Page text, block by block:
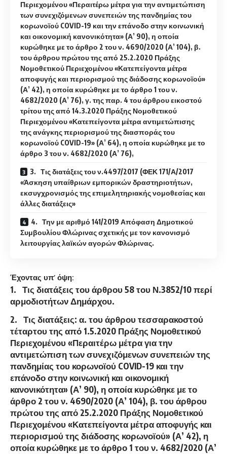
Περιεχομένου «Περαιτέρω μέτρα για την αντιμετώπιση
των συνεχιζόμενων συνεπειών της πανδημίας του
κορωνοϊού COVID-19 και την επάνοδο στην κοινωνική
και οικονομική κανονικότητα» (Α’ 90), η οποία
κυρώθηκε με το άρθρο 2 του ν. 4690/2020 (Α’ 104), β.
του άρθρου πρώτου της από 25.2.2020 Πράξης
Νομοθετικού Περιεχομένου «Κατεπείγοντα μέτρα
αποφυγής και περιορισμού της διάδοσης κορωνοϊού»
(Α’ 42), η οποία κυρώθηκε με το άρθρο 1 του ν.
4682/2020 (Α’ 76), γ. της παρ. 4 του άρθρου εικοστού
τρίτου της από 14.3.2020 Πράξης Νομοθετικού
Περιεχομένου «Κατεπείγοντα μέτρα αντιμετώπισης
της ανάγκης περιορισμού της διασποράς του
κορωνοϊού COVID-19» (Α’ 64), η οποία κυρώθηκε με το
άρθρο 3 του ν. 4682/2020 (Α’ 76),
3. Τις διατάξεις του ν.4497/2017 (ΦΕΚ 171/Α/2017
«Άσκηση υπαίθριων εμπορικών δραστηριοτήτων,
εκσυγχρονισμός της επιμελητηριακής νομοθεσίας και
άλλες διατάξεις»
4. Την με αριθμό 141/2019 Απόφαση Δημοτικού
Συμβουλίου Φλώρινας σχετικής με τον κανονισμό
λειτουργίας λαϊκών αγορών Φλώρινας.
Έχοντας υπ’ όψη:
1. Τις διατάξεις του άρθρου 58 του Ν.3852/10 περί
αρμοδιοτήτων Δημάρχου.
2. Τις διατάξεις: α. του άρθρου τεσσαρακοστού
τέταρτου της από 1.5.2020 Πράξης Νομοθετικού
Περιεχομένου «Περαιτέρω μέτρα για την
αντιμετώπιση των συνεχιζόμενων συνεπειών της
πανδημίας του κορωνοϊού COVID-19 και την
επάνοδο στην κοινωνική και οικονομική
κανονικότητα» (Α’ 90), η οποία κυρώθηκε με το
άρθρο 2 του ν. 4690/2020 (Α’ 104), β. του άρθρου
πρώτου της από 25.2.2020 Πράξης Νομοθετικού
Περιεχομένου «Κατεπείγοντα μέτρα αποφυγής και
περιορισμού της διάδοσης κορωνοϊού» (Α’ 42), η
οποία κυρώθηκε με το άρθρο 1 του ν. 4682/2020 (Α’